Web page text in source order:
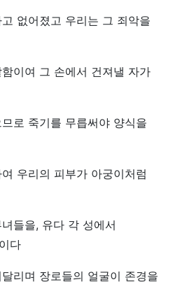
없어졌고 우리는 그 죄악을
이여 그 손에서 건져낼 자가
로 죽기를 무릅써야 양식을
우리의 피부가 아궁이처럼
들을, 유다 각 성에서
다
리며 장로들의 얼굴이 존경을